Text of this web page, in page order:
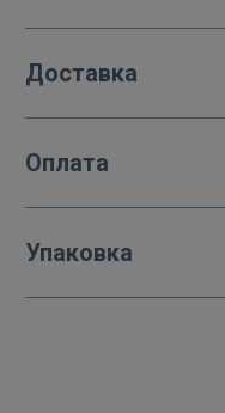
Доставка
Оплата
Упаковка